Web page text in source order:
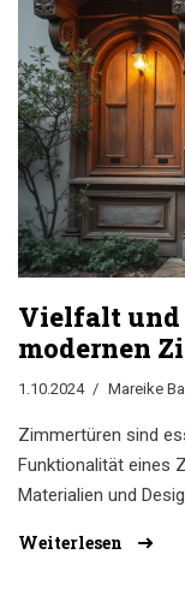
Sicherheitsfeatures
praktische Tipps
der Türen.
Vielfalt und
modernen
1.10.2024 Mareike
Zimmertüren sind
Funktionalität eines
Materialien und
traditionelle
Weiterlesen